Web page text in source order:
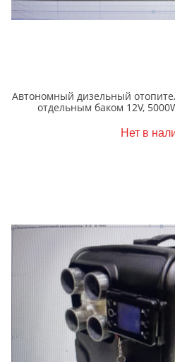
Автономный дизельный
отдельным баком 12V,
Нет в